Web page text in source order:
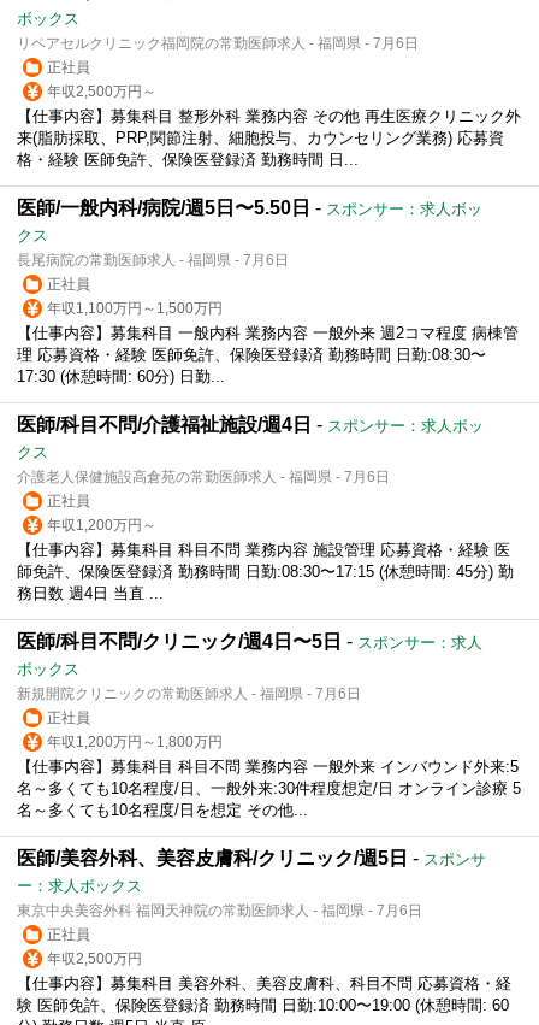
ボックス
リペアセルクリニック福岡院の常勤医師求人 - 福岡県 - 7月6日
正社員
年収2,500万円～
【仕事内容】募集科目 整形外科 業務内容 その他 再生医療クリニック外
来(脂肪採取、PRP,関節注射、細胞投与、カウンセリング業務) 応募資
格・経験 医師免許、保険医登録済 勤務時間 日...
医師/一般内科/病院/週5日〜5.50日 - スポンサー：求人ボッ
クス
長尾病院の常勤医師求人 - 福岡県 - 7月6日
正社員
年収1,100万円～1,500万円
【仕事内容】募集科目 一般内科 業務内容 一般外来 週2コマ程度 病棟管
理 応募資格・経験 医師免許、保険医登録済 勤務時間 日勤:08:30〜
17:30 (休憩時間: 60分) 日勤...
医師/科目不問/介護福祉施設/週4日 - スポンサー：求人ボッ
クス
介護老人保健施設高倉苑の常勤医師求人 - 福岡県 - 7月6日
正社員
年収1,200万円～
【仕事内容】募集科目 科目不問 業務内容 施設管理 応募資格・経験 医
師免許、保険医登録済 勤務時間 日勤:08:30〜17:15 (休憩時間: 45分) 勤
務日数 週4日 当直 ...
医師/科目不問/クリニック/週4日〜5日 - スポンサー：求人
ボックス
新規開院クリニックの常勤医師求人 - 福岡県 - 7月6日
正社員
年収1,200万円～1,800万円
【仕事内容】募集科目 科目不問 業務内容 一般外来 インバウンド外来:5
名～多くても10名程度/日、一般外来:30件程度想定/日 オンライン診療 5
名～多くても10名程度/日を想定 その他...
医師/美容外科、美容皮膚科/クリニック/週5日 - スポンサ
ー：求人ボックス
東京中央美容外科 福岡天神院の常勤医師求人 - 福岡県 - 7月6日
正社員
年収2,500万円
【仕事内容】募集科目 美容外科、美容皮膚科、科目不問 応募資格・経
験 医師免許、保険医登録済 勤務時間 日勤:10:00〜19:00 (休憩時間: 60